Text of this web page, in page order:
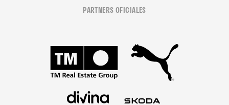
PARTNERS OFICIALES